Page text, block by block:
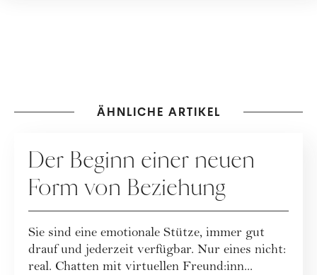
ÄHNLICHE ARTIKEL
Der Beginn einer neuen
Form von Beziehung
Sie sind eine emotionale Stütze, immer gut
drauf und jederzeit verfügbar. Nur eines nicht:
real. Chatten mit virtuellen Freund:inn...